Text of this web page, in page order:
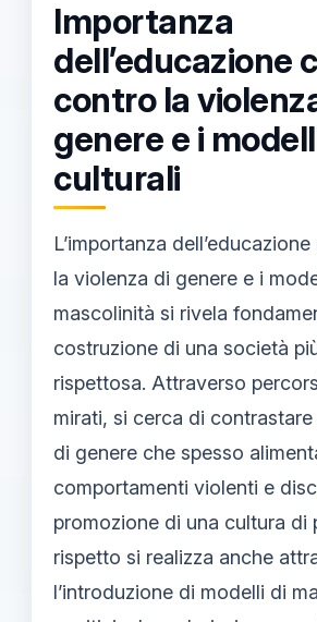
Importanza
dell’educazione
contro la
genere e i
culturali
L’importanza
la violenza di genere e i
mascolinità si rivela
costruzione di una società
rispettosa. Attraverso
mirati, si cerca di
di genere che spesso
comportamenti violenti e
promozione di una cultura di
rispetto si realizza anche
l’introduzione di modelli di